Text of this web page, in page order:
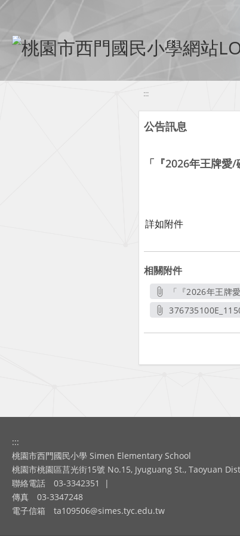
移至網頁之主要內容區位置
:::
公告訊息
「『2026年王牌
詳如附件
相關附件
「『2026年王牌
:::
桃園市西門國民小學 Simen Elementary School
桃園市桃園區莒光街15號 No.15, Jyuguang St., Taoyuan
聯絡電話
03-3342351
|
傳真
03-3347248
電子信箱
ta109506@simes.tyc.edu.tw